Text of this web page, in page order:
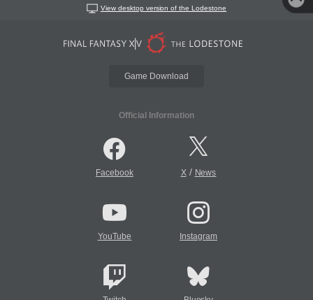
View desktop version of the Lodestone
Game Download
Official Information
Facebook X/ News
YouTube Instagram